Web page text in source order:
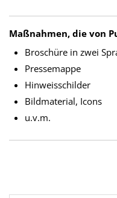
Maßnahmen, die von
Broschüre in zwei
Pressemappe
Hinweisschilder
Bildmaterial, Icons
u.v.m.